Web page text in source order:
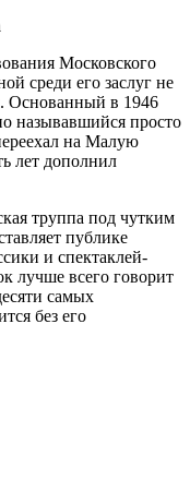
Московского
среди его заслуг не
Основанный в 1946
называвшийся просто
на Малую
лет дополнил
труппа под чутким
публике
и спектаклей-
лучше всего говорит
самых
без его